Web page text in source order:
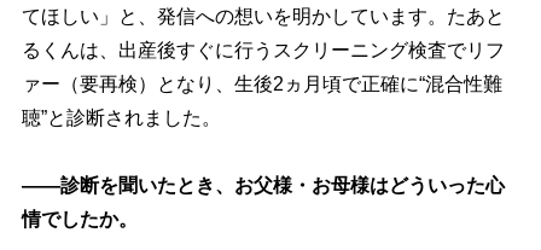
てほしい」と、発信への想いを明かしています。たあと
るくんは、出産後すぐに行うスクリーニング検査でリフ
ァー（要再検）となり、生後2ヵ月頃で正確に“混合性難
聴”と診断されました。
――診断を聞いたとき、お父様・お母様はどういった心
情でしたか。